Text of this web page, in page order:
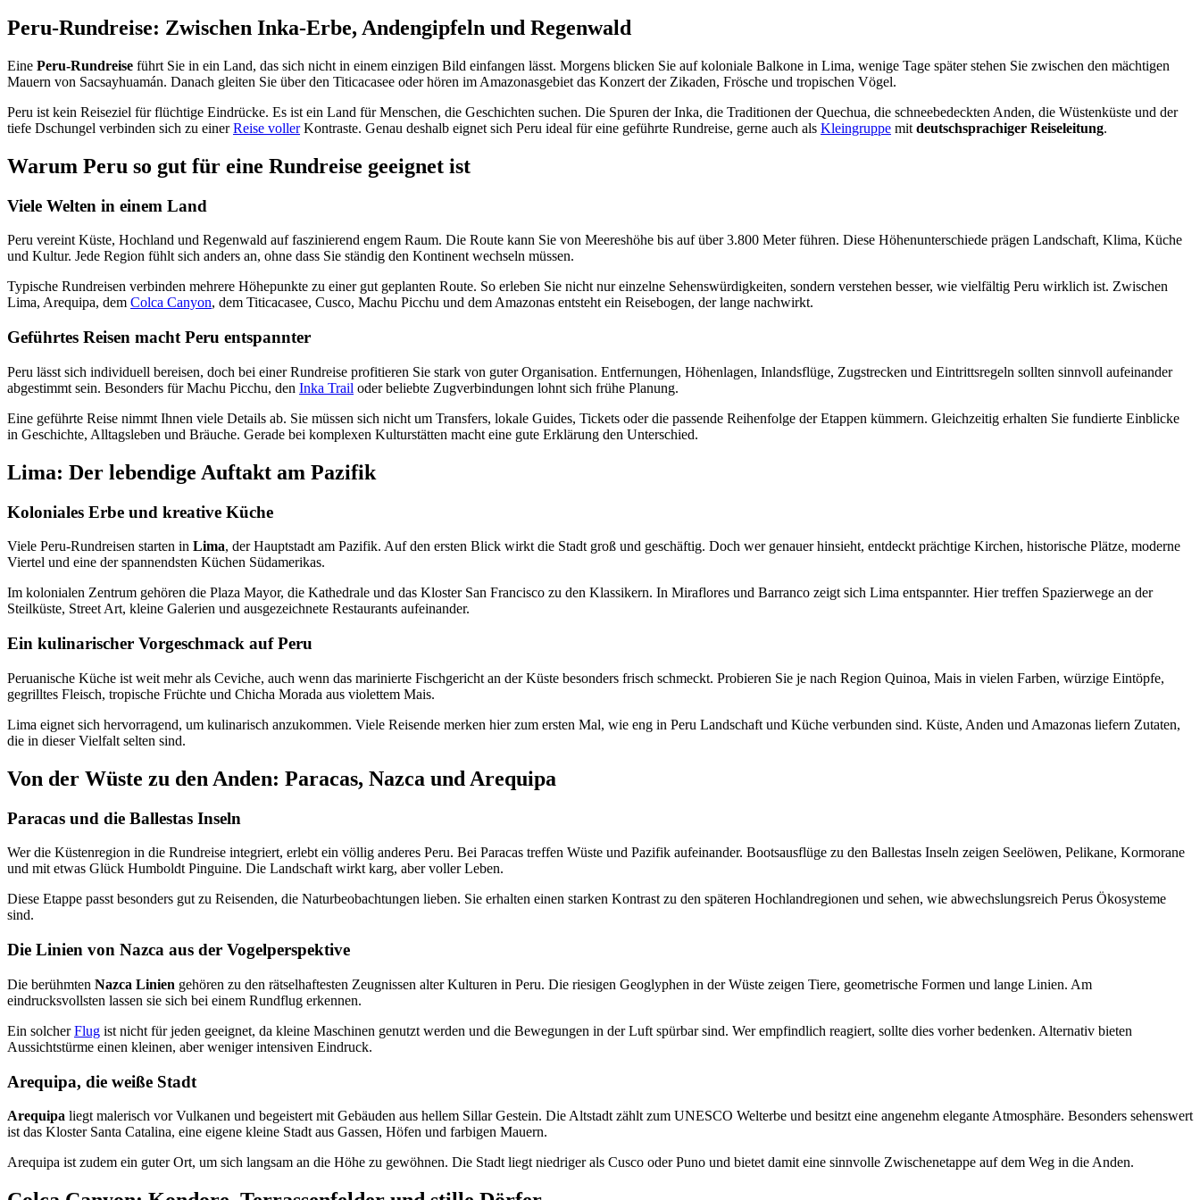
Peru-Rundreise: Zwischen Inka-Erbe, Andengipfeln und Regenwald
Eine Peru-Rundreise führt Sie in ein Land, das sich nicht in einem einzigen Bild einfangen lässt. Morgens blicken Sie auf koloniale Balkone in Lima, wenige Tage später stehen Sie zwischen den mächtigen
Mauern von Sacsayhuamán. Danach gleiten Sie über den Titicacasee oder hören im Amazonasgebiet das Konzert der Zikaden, Frösche und tropischen Vögel.
Peru ist kein Reiseziel für flüchtige Eindrücke. Es ist ein Land für Menschen, die Geschichten suchen. Die Spuren der Inka, die Traditionen der Quechua, die schneebedeckten Anden, die Wüstenküste und der
tiefe Dschungel verbinden sich zu einerReise vollerKontraste. Genau deshalb eignet sich Peru ideal für eine geführte Rundreise, gerne auch als Kleingruppe mit deutschsprachiger Reiseleitung.
Warum Peru so gut für eine Rundreise geeignet ist
Viele Welten in einem Land
Peru vereint Küste, Hochland und Regenwald auf faszinierend engem Raum. Die Route kann Sie von Meereshöhe bis auf über 3.800 Meter führen. Diese Höhenunterschiede prägen Landschaft, Klima, Küche
und Kultur. Jede Region fühlt sich anders an, ohne dass Sie ständig den Kontinent wechseln müssen.
Typische Rundreisen verbinden mehrere Höhepunkte zu einer gut geplanten Route. So erleben Sie nicht nur einzelne Sehenswürdigkeiten, sondern verstehen besser, wie vielfältig Peru wirklich ist. Zwischen
Lima, Arequipa, dem Colca Canyon, dem Titicacasee, Cusco, Machu Picchu und dem Amazonas entsteht ein Reisebogen, der lange nachwirkt.
Geführtes Reisen macht Peru entspannter
Peru lässt sich individuell bereisen, doch bei einer Rundreise profitieren Sie stark von guter Organisation. Entfernungen, Höhenlagen, Inlandsflüge, Zugstrecken und Eintrittsregeln sollten sinnvoll aufeinander
abgestimmt sein. Besonders für Machu Picchu, den Inka Trail oder beliebte Zugverbindungen lohnt sich frühe Planung.
Eine geführte Reise nimmt Ihnen viele Details ab. Sie müssen sich nicht um Transfers, lokale Guides, Tickets oder die passende Reihenfolge der Etappen kümmern. Gleichzeitig erhalten Sie fundierte Einblicke
in Geschichte, Alltagsleben und Bräuche. Gerade bei komplexen Kulturstätten macht eine gute Erklärung den Unterschied.
Lima: Der lebendige Auftakt am Pazifik
Koloniales Erbe und kreative Küche
Viele Peru-Rundreisen starten in Lima, der Hauptstadt am Pazifik. Auf den ersten Blick wirkt die Stadt groß und geschäftig. Doch wer genauer hinsieht, entdeckt prächtige Kirchen, historische Plätze, moderne
Viertel und eine der spannendsten Küchen Südamerikas.
Im kolonialen Zentrum gehören die Plaza Mayor, die Kathedrale und das Kloster San Francisco zu den Klassikern. In Miraflores und Barranco zeigt sich Lima entspannter. Hier treffen Spazierwege an der
Steilküste, Street Art, kleine Galerien und ausgezeichnete Restaurants aufeinander.
Ein kulinarischer Vorgeschmack auf Peru
Peruanische Küche ist weit mehr als Ceviche, auch wenn das marinierte Fischgericht an der Küste besonders frisch schmeckt. Probieren Sie je nach Region Quinoa, Mais in vielen Farben, würzige Eintöpfe,
gegrilltes Fleisch, tropische Früchte und Chicha Morada aus violettem Mais.
Lima eignet sich hervorragend, um kulinarisch anzukommen. Viele Reisende merken hier zum ersten Mal, wie eng in Peru Landschaft und Küche verbunden sind. Küste, Anden und Amazonas liefern Zutaten,
die in dieser Vielfalt selten sind.
Von der Wüste zu den Anden: Paracas, Nazca und Arequipa
Paracas und die Ballestas Inseln
Wer die Küstenregion in die Rundreise integriert, erlebt ein völlig anderes Peru. Bei Paracas treffen Wüste und Pazifik aufeinander. Bootsausflüge zu den Ballestas Inseln zeigen Seelöwen, Pelikane, Kormorane
und mit etwas Glück Humboldt Pinguine. Die Landschaft wirkt karg, aber voller Leben.
Diese Etappe passt besonders gut zu Reisenden, die Naturbeobachtungen lieben. Sie erhalten einen starken Kontrast zu den späteren Hochlandregionen und sehen, wie abwechslungsreich Perus Ökosysteme
sind.
Die Linien von Nazca aus der Vogelperspektive
Die berühmten Nazca Linien gehören zu den rätselhaftesten Zeugnissen alter Kulturen in Peru. Die riesigen Geoglyphen in der Wüste zeigen Tiere, geometrische Formen und lange Linien. Am
eindrucksvollsten lassen sie sich bei einem Rundflug erkennen.
Ein solcherFlug ist nicht für jeden geeignet, da kleine Maschinen genutzt werden und die Bewegungen in der Luft spürbar sind. Wer empfindlich reagiert, sollte dies vorher bedenken. Alternativ bieten
Aussichtstürme einen kleinen, aber weniger intensiven Eindruck.
Arequipa, die weiße Stadt
Arequipa liegt malerisch vor Vulkanen und begeistert mit Gebäuden aus hellem Sillar Gestein. Die Altstadt zählt zum UNESCO Welterbe und besitzt eine angenehm elegante Atmosphäre. Besonders sehenswert
ist das Kloster Santa Catalina, eine eigene kleine Stadt aus Gassen, Höfen und farbigen Mauern.
Arequipa ist zudem ein guter Ort, um sich langsam an die Höhe zu gewöhnen. Die Stadt liegt niedriger als Cusco oder Puno und bietet damit eine sinnvolle Zwischenetappe auf dem Weg in die Anden.